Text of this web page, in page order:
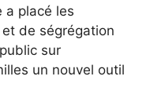
a placé les
et de ségrégation
sur
un nouvel outil